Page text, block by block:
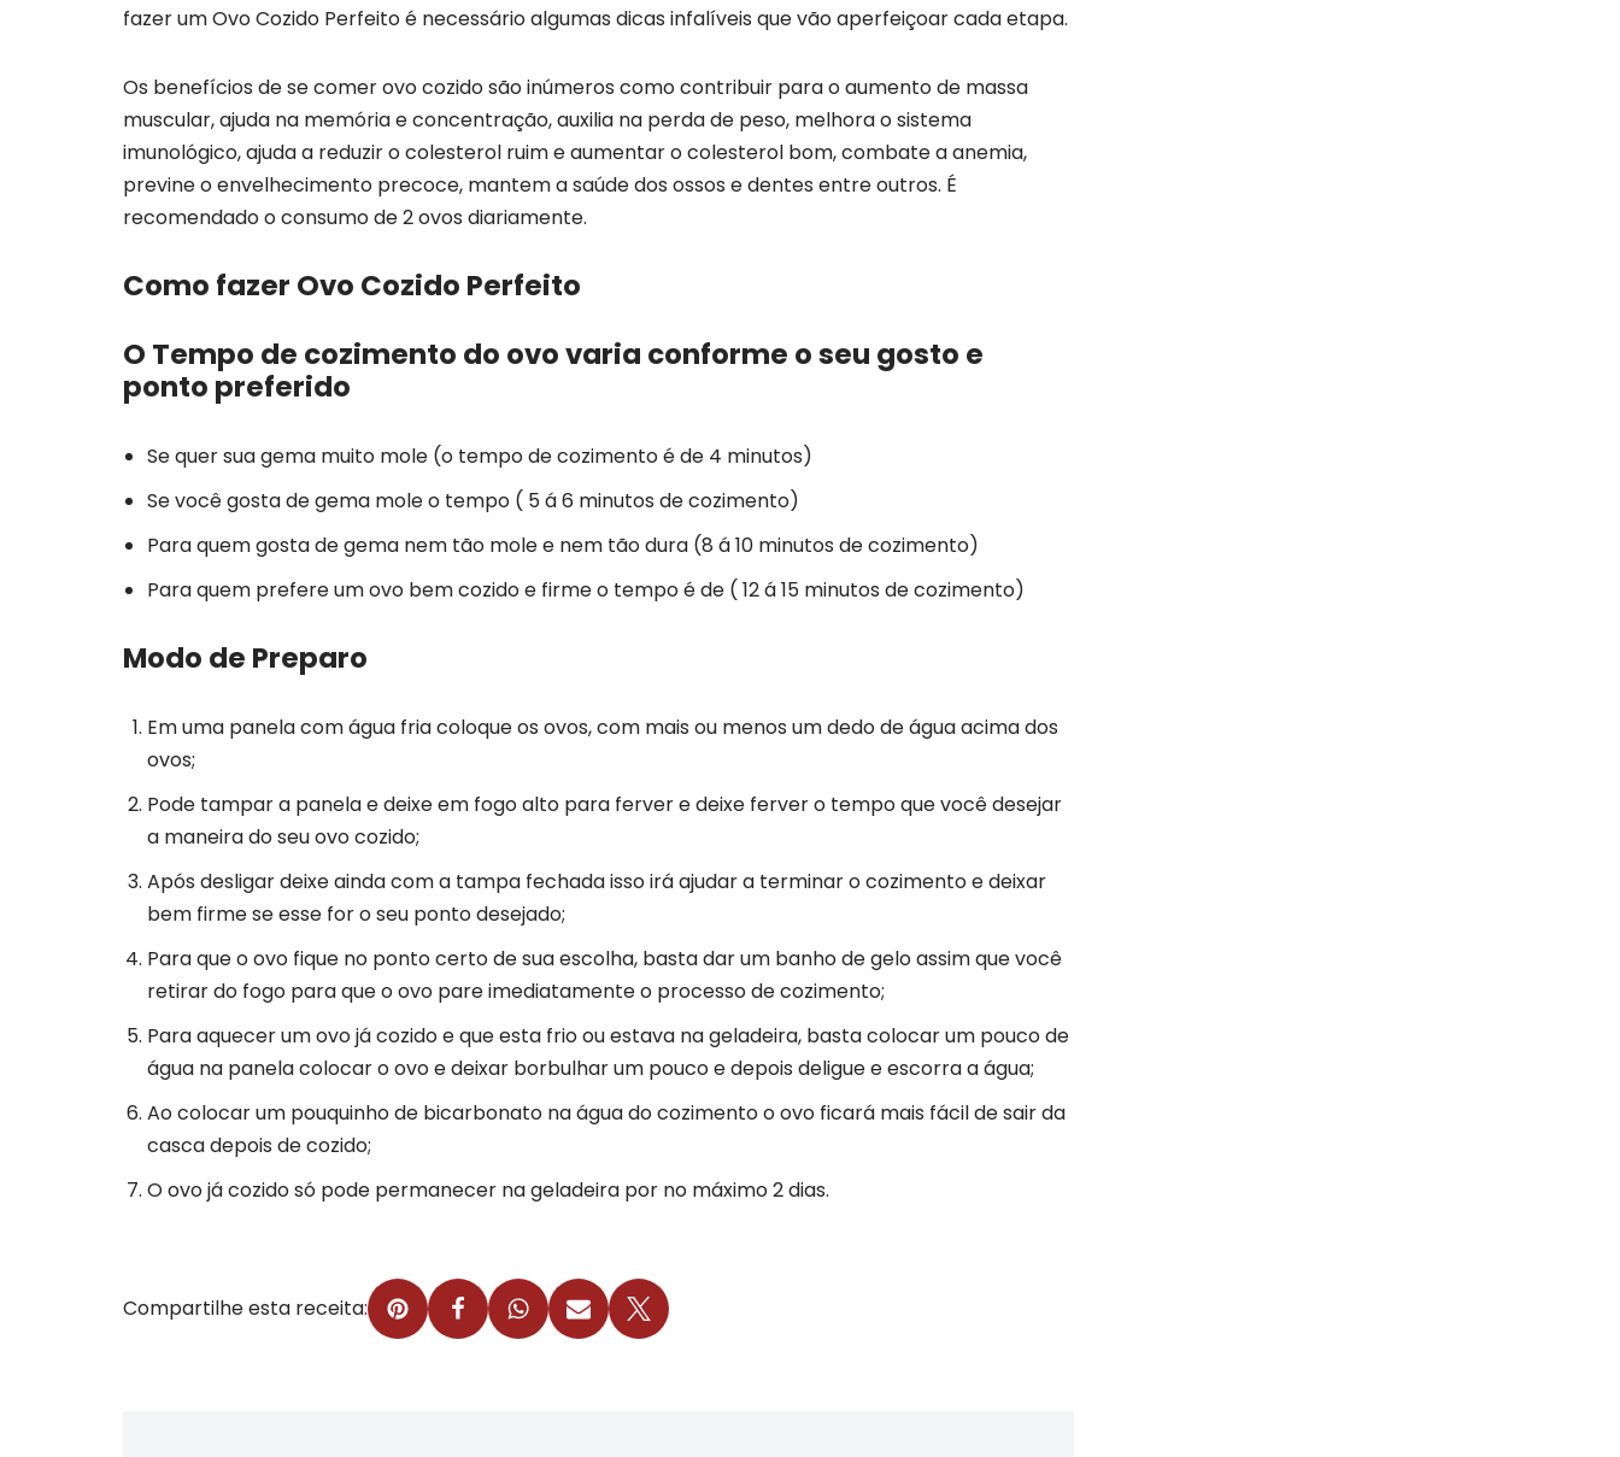
fazer um Ovo Cozido Perfeito é necessário algumas dicas infalíveis que vão aperfeiçoar cada etapa.
Os benefícios de se comer ovo cozido são inúmeros como contribuir para o aumento de massa
muscular, ajuda na memória e concentração, auxilia na perda de peso, melhora o sistema
imunológico, ajuda a reduzir o colesterol ruim e aumentar o colesterol bom, combate a anemia,
previne o envelhecimento precoce, mantem a saúde dos ossos e dentes entre outros. É
recomendado o consumo de 2 ovos diariamente.
Como fazer Ovo Cozido Perfeito
O Tempo de cozimento do ovo varia conforme o seu gosto e
ponto preferido
Se quer sua gema muito mole (o tempo de cozimento é de 4 minutos)
Se você gosta de gema mole o tempo ( 5 á 6 minutos de cozimento)
Para quem gosta de gema nem tão mole e nem tão dura (8 á 10 minutos de cozimento)
Para quem prefere um ovo bem cozido e firme o tempo é de ( 12 á 15 minutos de cozimento)
Modo de Preparo
Em uma panela com água fria coloque os ovos, com mais ou menos um dedo de água acima dos
ovos;
Pode tampar a panela e deixe em fogo alto para ferver e deixe ferver o tempo que você desejar
a maneira do seu ovo cozido;
Após desligar deixe ainda com a tampa fechada isso irá ajudar a terminar o cozimento e deixar
bem firme se esse for o seu ponto desejado;
Para que o ovo fique no ponto certo de sua escolha, basta dar um banho de gelo assim que você
retirar do fogo para que o ovo pare imediatamente o processo de cozimento;
Para aquecer um ovo já cozido e que esta frio ou estava na geladeira, basta colocar um pouco de
água na panela colocar o ovo e deixar borbulhar um pouco e depois deligue e escorra a água;
Ao colocar um pouquinho de bicarbonato na água do cozimento o ovo ficará mais fácil de sair da
casca depois de cozido;
O ovo já cozido só pode permanecer na geladeira por no máximo 2 dias.
Compartilhe esta receita: